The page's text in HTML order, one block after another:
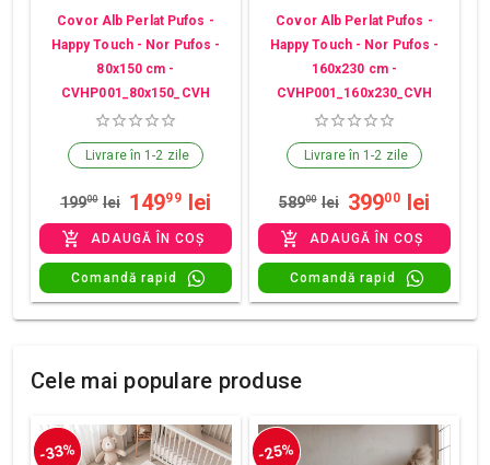
Covor Alb Perlat Pufos -
Happy Touch - Nor Pufos -
80x150 cm -
CVHP001_80x150_CVH
Livrare în 1-2 zile
19900 lei 14999 lei
ADAUGĂ ÎN COȘ
Comandă rapid
Covor Alb Perlat Pufos -
Happy Touch - Nor Pufos -
160x230 cm -
CVHP001_160x230_CVH
Livrare în 1-2 zile
58900 lei 39900 lei
ADAUGĂ ÎN COȘ
Comandă rapid
Cele mai populare produse
-33% -25%